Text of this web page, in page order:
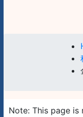
Note: This page is